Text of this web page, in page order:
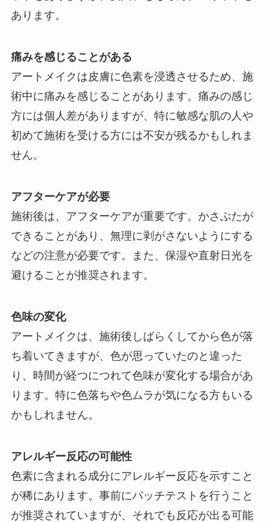
あります。
痛みを感じることがある
アートメイクは皮膚に色素を浸透させるため、施
術中に痛みを感じることがあります。痛みの感じ
方には個人差がありますが、特に敏感な肌の人や
初めて施術を受ける方には不安が残るかもしれま
せん。
アフターケアが必要
施術後は、アフターケアが重要です。かさぶたが
できることがあり、無理に剥がさないようにする
などの注意が必要です。また、保湿や直射日光を
避けることが推奨されます。
色味の変化
アートメイクは、施術後しばらくしてから色が落
ち着いてきますが、色が思っていたのと違った
り、時間が経つにつれて色味が変化する場合があ
ります。特に色落ちや色ムラが気になる方もいる
かもしれません。
アレルギー反応の可能性
色素に含まれる成分にアレルギー反応を示すこと
が稀にあります。事前にパッチテストを行うこと
が推奨されていますが、それでも反応が出る可能